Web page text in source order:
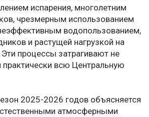
испарения, многолетним
чрезмерным использованием
водопользованием,
и растущей нагрузкой на
процессы затрагивают не
практически всю Центральную
2025-2026 годов объясняется
атмосферными